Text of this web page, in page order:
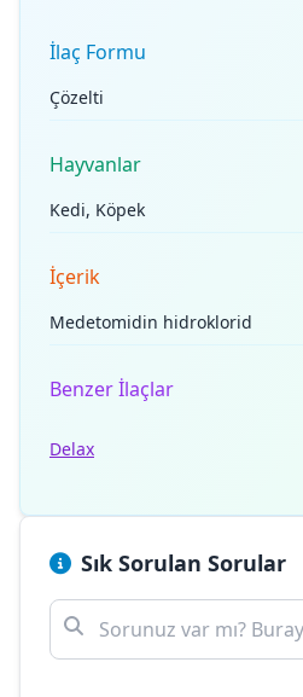
İlaç Formu
Çözelti
Hayvanlar
Kedi, Köpek
İçerik
Medetomidin hidroklorid
Benzer İlaçlar
Delax
Sık Sorulan Sorular